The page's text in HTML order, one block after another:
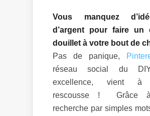
Vous manquez
d’argent pour faire un
douillet à votre bout de
Pas de panique,
réseau social du
excellence, vient à
rescousse ! Grâce
recherche par simples